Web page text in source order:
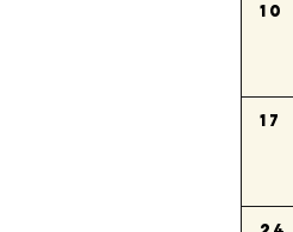
10
17